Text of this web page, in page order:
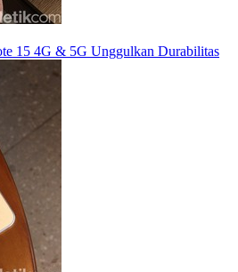
15 4G & 5G Unggulkan Durabilitas